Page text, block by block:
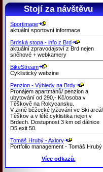
Stojí za návštěvu
Sportimage
aktuální sportovní informace
Brdská stopa - info z Brd
aktuální zpravodajství z Brd nejen
sněhové + webkamery
BikeStream
Cyklistický webzine
Penzion - Výhledy na Brdy
Pronájem apartmánů/ penzion a
ubytování od 290,- Kč/osoba v
Těškově na Rokycansku.
V zimě běžecké lyžování ve Ski areál
Těškov a v létě cyklistika nejen v
Brdech. Dostupnost 3 km od dálnice
D5 exit 50.
Tomáš Hrubý - Axiory
Portfolio management - Tomáš Hrubý
Více odkazů.